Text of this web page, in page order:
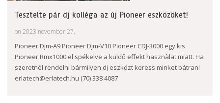
Tesztelte pár dj kolléga az új Pioneer eszközöket!
on 2023 november 27,
Pioneer Djm-A9 Pioneer Djm-V10 Pioneer CDJ-3000 egy kis
Pioneer Rmx1000 el spékelve a küldő effekt hasznàlat miatt. Ha
szeretnél rendelni bármilyen dj eszközt keress minket bátran!
erlatech@erlatech.hu (70) 338 4087